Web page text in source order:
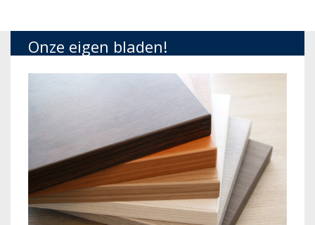
Onze eigen bladen!